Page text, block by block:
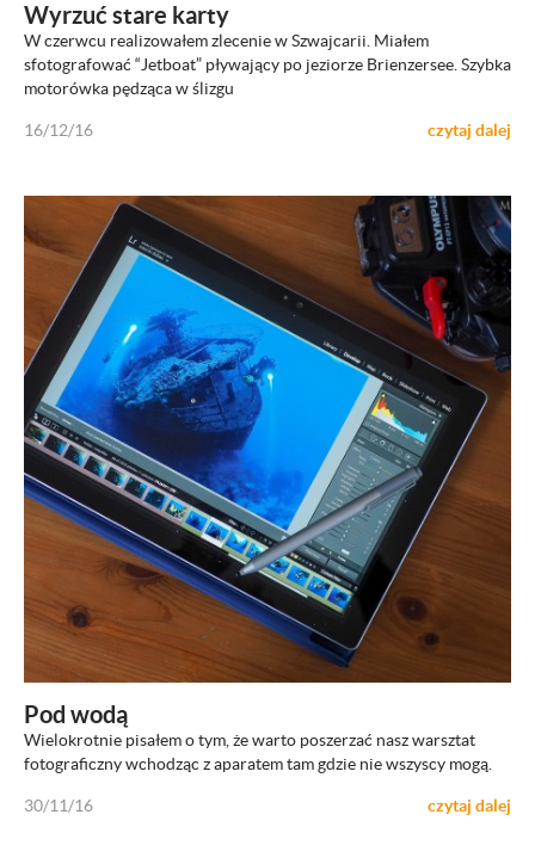
Wyrzuć stare karty
W czerwcu realizowałem zlecenie w Szwajcarii. Miałem
sfotografować “Jetboat” pływający po jeziorze Brienzersee. Szybka
motorówka pędząca w ślizgu
16/12/16 czytaj dalej
Pod wodą
Wielokrotnie pisałem o tym, że warto poszerzać nasz warsztat
fotograficzny wchodząc z aparatem tam gdzie nie wszyscy mogą.
30/11/16 czytaj dalej
ZOBACZ